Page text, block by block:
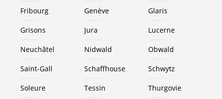
Fribourg Genève Glaris
Grisons Jura Lucerne
Neuchâtel Nidwald Obwald
Saint-Gall Schaffhouse Schwytz
Soleure Tessin Thurgovie